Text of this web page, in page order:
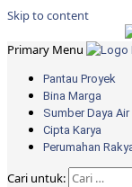
Skip to content
Primary Menu
Pantau Proyek
Bina Marga
Sumber Daya Air
Cipta Karya
Perumahan
Cari untuk: